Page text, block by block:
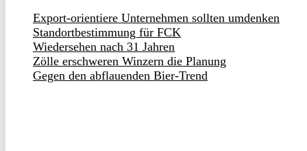
Export-orientiere Unternehmen sollten umdenken
Standortbestimmung für FCK
Wiedersehen nach 31 Jahren
Zölle erschweren Winzern die Planung
Gegen den abflauenden Bier-Trend